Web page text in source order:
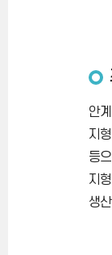
안
지
등
지
생